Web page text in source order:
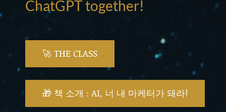
ChatGPT together!
🚀 THE CLASS
🎁 책 소개 : AI, 너 내 마케터가 돼라!